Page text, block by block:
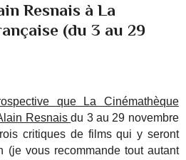
Resnais à La
(du 3 au 29
que La Cinémathèque
Resnaisdu 3 au 29 novembre
critiques de films qui y seront
(je vous recommande tout autant